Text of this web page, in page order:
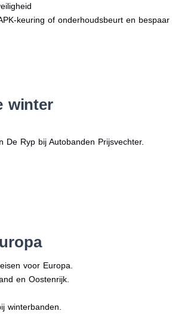
keuring of onderhoudsbeurt en bespaar
winter
Ryp bij Autobanden Prijsvechter.
voor Europa.
en Oostenrijk.
winterbanden.